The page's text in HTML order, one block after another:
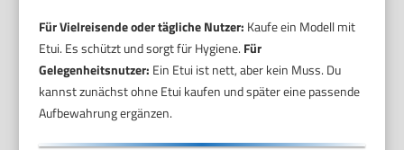
Für Vielreisende oder tägliche Nutzer: Kaufe ein Modell mit
Etui. Es schützt und sorgt für Hygiene. Für
Gelegenheitsnutzer: Ein Etui ist nett, aber kein Muss. Du
kannst zunächst ohne Etui kaufen und später eine passende
Aufbewahrung ergänzen.